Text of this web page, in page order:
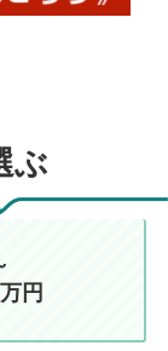
ぶ
円